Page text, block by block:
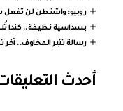
روبيو: واشنطن لن تفعل
بسداسية نظيفة.. كندا
رسالة تثير المخاوف.. آخر
أحدث